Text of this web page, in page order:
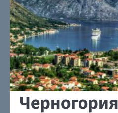
Черногория